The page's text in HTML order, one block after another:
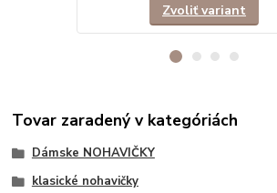
Zvoliť variant
Tovar zaradený v kategóriách
Dámske NOHAVIČKY
klasické nohavičky